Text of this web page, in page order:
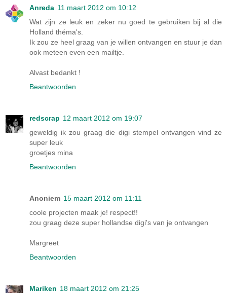
Anreda 11 maart 2012 om 10:12
Wat zijn ze leuk en zeker nu goed te gebruiken bij al die
Holland théma's.
Ik zou ze heel graag van je willen ontvangen en stuur je dan
ook meteen even een mailtje.
Alvast bedankt !
Beantwoorden
redscrap 12 maart 2012 om 19:07
geweldig ik zou graag die digi stempel ontvangen vind ze
super leuk
groetjes mina
Beantwoorden
Anoniem 15 maart 2012 om 11:11
coole projecten maak je! respect!!
zou graag deze super hollandse digi's van je ontvangen
Margreet
Beantwoorden
Mariken 18 maart 2012 om 21:25